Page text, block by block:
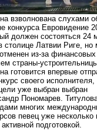
взволнована слухами
конкурса Евровидение
должен состояться 24
столице Латвии Риге, но
из-за финансовых
страны-
готовится впервые
своего
уже выбран выбран
Пономарев.
многих
певец уже несколько
подготовкой.